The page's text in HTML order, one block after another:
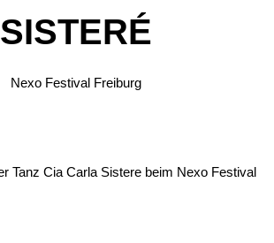
SISTERÉ
Nexo Festival Freiburg